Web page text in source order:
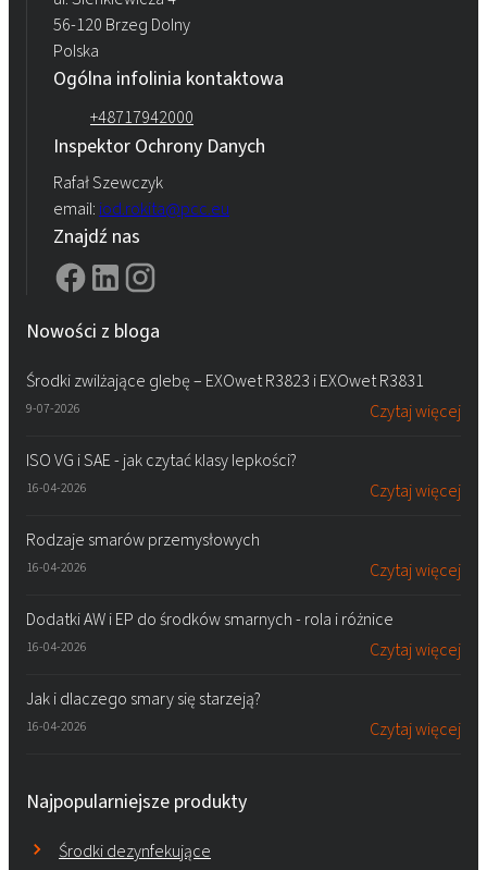
56-120 Brzeg Dolny
Polska
Ogólna infolinia kontaktowa
+48717942000
Inspektor Ochrony Danych
Rafał Szewczyk
email: iod.rokita@pcc.eu
Znajdź nas
Nowości z bloga
Środki zwilżające glebę – EXOwet R3823 i EXOwet R3831
9-07-2026 Czytaj więcej
ISO VG i SAE - jak czytać klasy lepkości?
16-04-2026 Czytaj więcej
Rodzaje smarów przemysłowych
16-04-2026 Czytaj więcej
Dodatki AW i EP do środków smarnych - rola i różnice
16-04-2026 Czytaj więcej
Jak i dlaczego smary się starzeją?
16-04-2026 Czytaj więcej
Najpopularniejsze produkty
Środki dezynfekujące